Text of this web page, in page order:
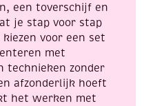
een toverschijf en
je stap voor stap
voor een set
met
technieken zonder
afzonderlijk hoeft
het werken met